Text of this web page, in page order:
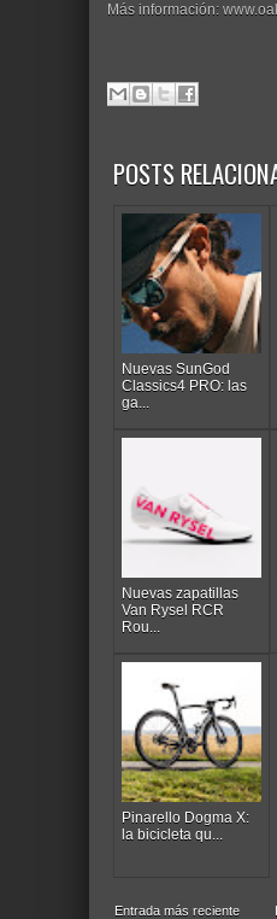
Más información:
POSTS
Nuevas SunGod
Classics4 PRO: las
ga...
Nuevas zapatillas
Van Rysel RCR
Rou...
Pinarello Dogma X:
la bicicleta qu...
Entrada más reciente